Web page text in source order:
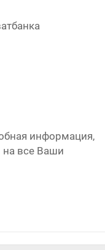
информация,
на все Ваши